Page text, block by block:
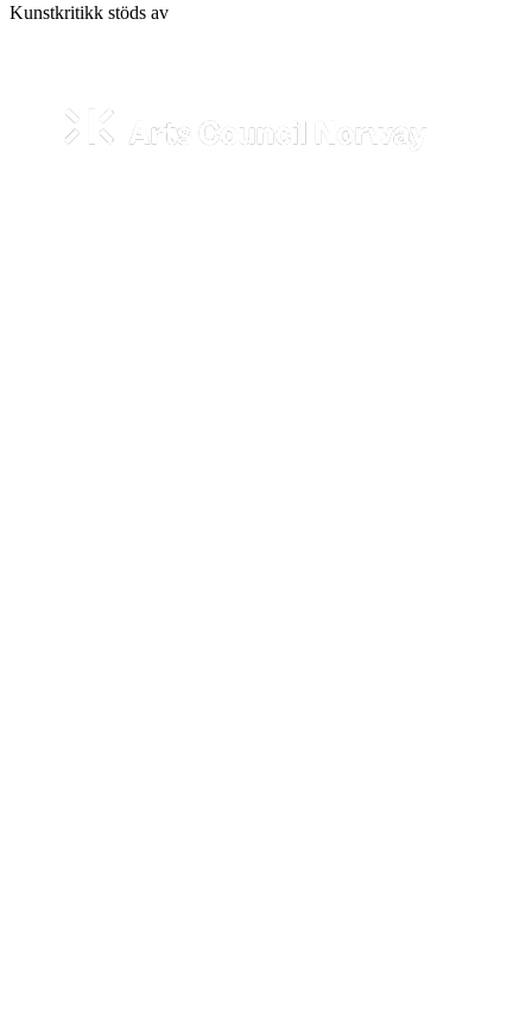
Kunstkritikk stöds av